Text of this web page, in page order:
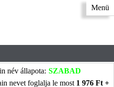
Menü
név állapota: SZABAD
nevet foglalja le most 1 976 Ft +